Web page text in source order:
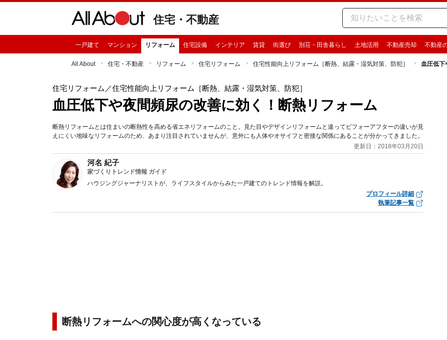
住宅・不動産
一戸建て マンション リフォーム 住宅設備 インテリア 賃貸 街選び 別荘・田舎暮らし 土地活用 不動産売却 不動産
All About 住宅・不動産 リフォーム 住宅リフォーム 住宅性能向上リフォーム［断熱、結露・湿気対策、防犯］ 血圧低下
住宅リフォーム ／住宅性能向上リフォーム［断熱、結露・湿気対策、防犯］
血圧低下や夜間頻尿の改善に効く！断熱リフォーム
断熱リフォームとは住まいの断熱性を高める省エネリフォームのこと。見た目やデザインリフォームと違ってビフォーアフターの違いが見
えにくい地味なリフォームのため、あまり注目されていませんが、意外にも人体やオサイフと密接な関係にあることが分かってきました。
更新日：2018年03月20日
河名 紀子
家づくりトレンド情報 ガイド
ハウジングジャーナリストが、ライフスタイルからみた一戸建てのトレンド情報を解説。
プロフィール詳細
執筆記事一覧
断熱リフォームへの関心度が高くなっている